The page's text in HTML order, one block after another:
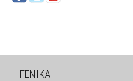
ΓΕΝΙΚΑ